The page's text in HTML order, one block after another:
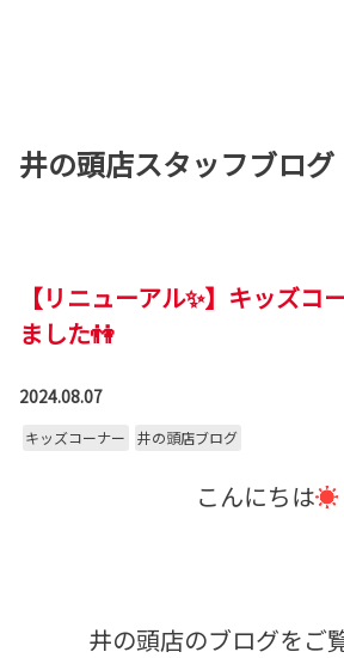
井の頭店スタッフブログ
【リニューアル✨】キッズコ
ました👫
2024.08.07
キッズコーナー 井の頭店ブログ
こんにちは☀
井の頭店のブログをご